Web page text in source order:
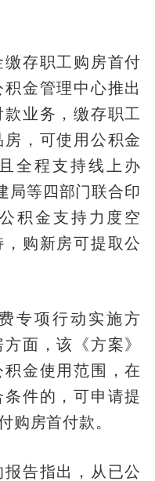
存职工购房首付
金管理中心推出
业务，缴存职工
，可使用公积金
全程支持线上办
局等四部门联合印
积金支持力度空
购新房可提取公
专项行动实施方
面，该《方案》
金使用范围，在
件的，可申请提
购房首付款。
报告指出，从已公